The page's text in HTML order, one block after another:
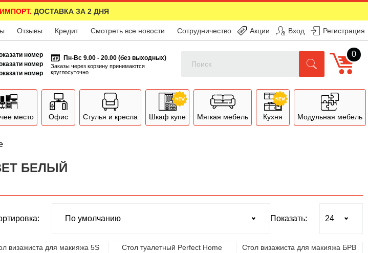
ДОСТАВКА ЗА 2 ДНЯ
Отзывы Кредит Смотреть все новости Сотрудничество Акции Вход Регистрация
номер
номер
номер
Пн-Вс 9.00 - 20.00 (без выходных)
Заказы через корзину принимаются
круглосуточно
0
место Офис Стулья и кресла Шкаф купе Мягкая мебель Кухня Модульная мебель
БЕЛЫЙ
Показать:
визажиста для макияжа 5S
Стол туалетный Perfect Home
Стол визажиста для макияжа БРВ